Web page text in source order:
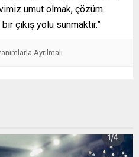
umut olmak, çözüm
çıkış yolu sunmaktır.”
Ayrılmalı